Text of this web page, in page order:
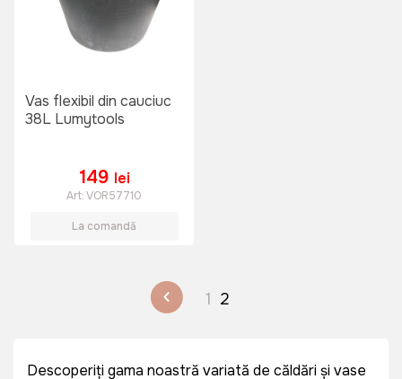
Vas flexibil din cauciuc
38L Lumytools
149 lei
Art:VOR57710
La comandă
1 2
Descoperiți gama noastră variată de căldări și vase